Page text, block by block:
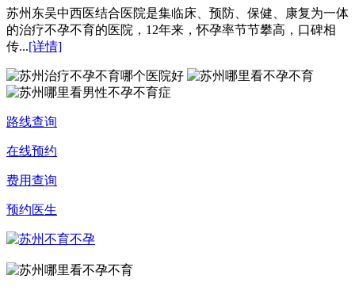
苏州东吴中西医结合医院是集临床、预防、保健、康复为一体
的治疗不孕不育的医院，12年来，怀孕率节节攀高，口碑相
传...[详情]
路线查询
在线预约
费用查询
预约医生